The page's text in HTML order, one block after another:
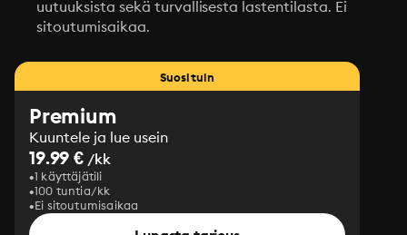
uutuuksista sekä turvallisesta lastentilasta. Ei
sitoutumisaikaa.
Suosituin
Premium
Kuuntele ja lue usein
19.99 € /kk
1 käyttäjätili
100 tuntia/kk
Ei sitoutumisaikaa